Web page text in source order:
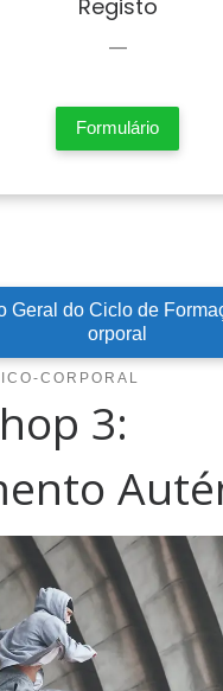
Registo
—
Formulário
Geral do Ciclo de
orporal
CORPORAL
3: